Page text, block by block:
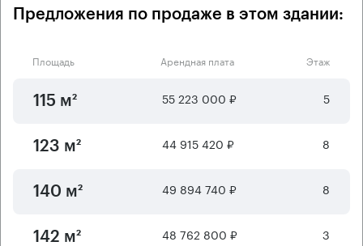
Предложения по продаже в этом здании:
Площадь Арендная плата Этаж
115 м² 55 223 000 ₽ 5
123 м² 44 915 420 ₽ 8
140 м² 49 894 740 ₽ 8
142 м² 48 762 800 ₽ 3